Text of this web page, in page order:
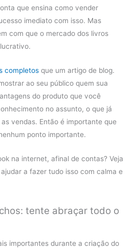
que ensina como vender
imediato com isso. Mas
com que o mercado dos livros
completos que um artigo de blog.
ao seu público quem sua
do produto que você
no assunto, o que já
vendas. Então é importante que
ponto importante.
na internet, afinal de contas? Veja
a fazer tudo isso com calma e
tente abraçar todo o
importantes durante a criação do